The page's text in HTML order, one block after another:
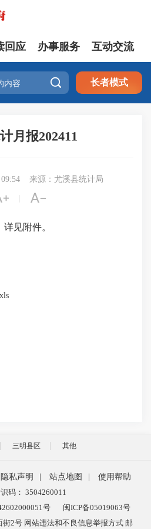
回应 办事服务 互动交流
 长者模式
月报202411
来源：尤溪县统计局

见附件。
三明县区 其他
隐私声明 站点地图
使用帮助
码： 3504260011
号
闽ICP备05019063号
2号 网站违法和不良信息举报方式 邮